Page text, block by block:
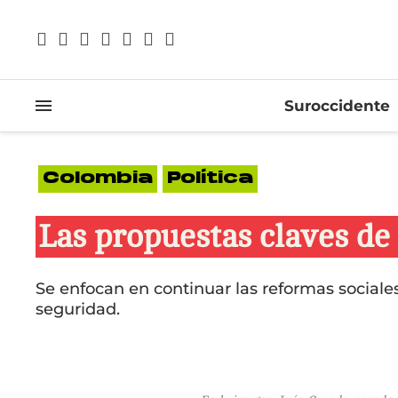
Suroccidente
Colombia Política
Las propuestas claves
Se enfocan en continuar las reformas
seguridad.